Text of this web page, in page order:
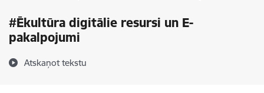
#Ēkultūra digitālie resursi un E-
pakalpojumi
Atskaņot tekstu